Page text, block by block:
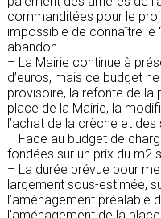
commanditées pour le
impossible de connaître le
abandon.
– La Mairie continue à
d’euros, mais ce budget
provisoire, la refonte de la
place de la Mairie, la
l’achat de la crèche et
– Face au budget de
fondées sur un prix du m2
– La durée prévue pour
largement sous-estimée,
l’aménagement préalable